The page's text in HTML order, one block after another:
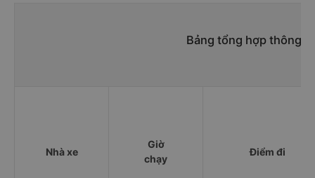
Bảng tổng hợp thông
Nhà xe
Giờ
chạy
Điểm đi